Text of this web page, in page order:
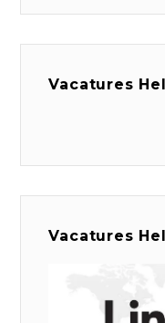
Vacatures
Vacatures